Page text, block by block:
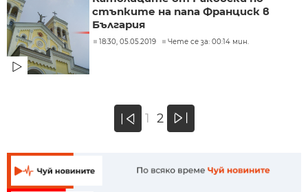
стъпките на папа Франциск в
България
18:30, 05.05.2019 Чете се за: 00:14 мин.
« 1 2 »